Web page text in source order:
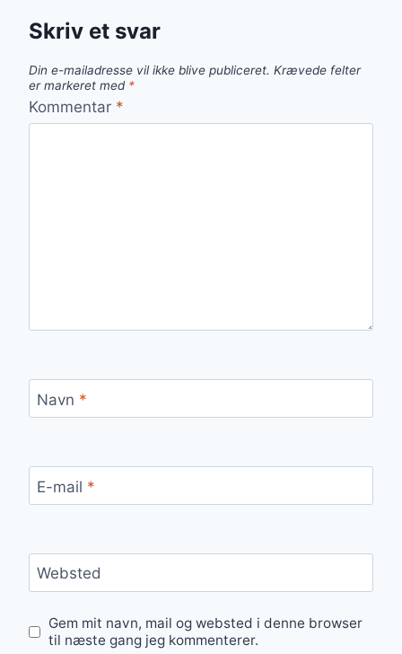
Skriv et svar
Din e-mailadresse vil ikke blive publiceret. Krævede felter
er markeret med *
Kommentar *
Navn *
E-mail *
Websted
Gem mit navn, mail og websted i denne browser
til næste gang jeg kommenterer.